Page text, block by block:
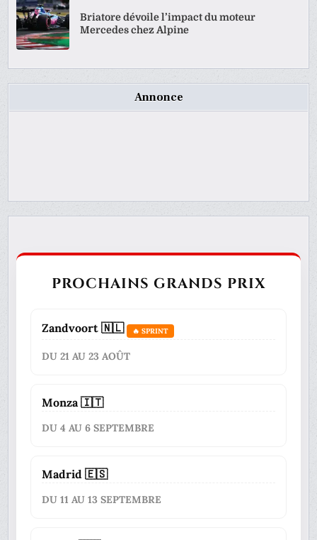
Briatore dévoile l’impact du moteur
Mercedes chez Alpine
Annonce
PROCHAINS GRANDS PRIX
Zandvoort 🇳🇱 🔥 SPRINT
DU 21 AU 23 AOÛT
Monza 🇮🇹
DU 4 AU 6 SEPTEMBRE
Madrid 🇪🇸
DU 11 AU 13 SEPTEMBRE